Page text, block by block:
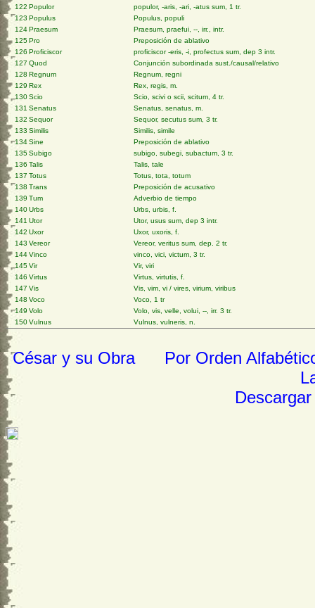
122 Populor
populor, -aris, -ari, -atus sum, 1 tr.
123 Populus
Populus, populi
124Praesum
Praesum, praefui, --, irr., intr.
125Pro
Preposición de ablativo
126 Proficiscor
proficiscor -eris, -i, profectus sum, dep 3 intr.
127 Quod
Conjunción subordinada sust./causal/relativo
128 Regnum
Regnum, regni
129 Rex
Rex, regis, m.
130Scio
Scio, scivi o scii, scitum, 4 tr.
131 Senatus
Senatus, senatus, m.
132 Sequor
Sequor, secutus sum, 3 tr.
133 Similis
Similis, simile
134Sine
Preposición de ablativo
135Subigo
subigo, subegi, subactum, 3 tr.
136 Talis
Talis, tale
137 Totus
Totus, tota, totum
138 Trans
Preposición de acusativo
139 Tum
Adverbio de tiempo
140Urbs
Urbs, urbis, f.
141 Utor
Utor, usus sum, dep 3 intr.
142 Uxor
Uxor, uxoris, f.
143 Vereor
Vereor, veritus sum, dep. 2 tr.
144Vinco
vinco, vici, victum, 3 tr.
145Vir
Vir, viri
146 Virtus
Virtus, virtutis, f.
147 Vis
Vis, vim, vi / vires, virium, viribus
148 Voco
Voco, 1 tr
149 Volo
Volo, vis, velle, volui, --, irr. 3 tr.
150Vulnus Vulnus, vulneris, n.
César y su Obra
Por Orden